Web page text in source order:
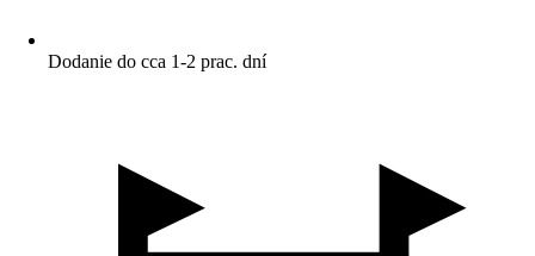
Dodanie do cca 1-2 prac. dní